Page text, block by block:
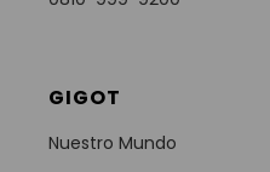
GIGOT
Nuestro Mundo